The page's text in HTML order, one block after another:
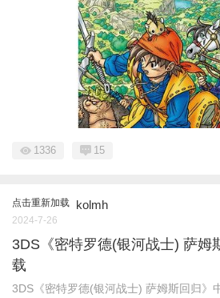
1336 15
点击重新加载 kolmh
2024-7-26
3DS《密特罗德(银河战士) 萨姆
载
3DS《密特罗德(银河战士) 萨姆斯回归》